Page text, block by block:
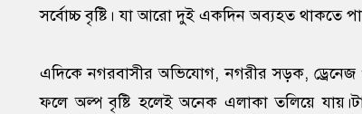
সর্বোচ্চ বৃষ্টি। যা আরো দুই একদিন অব্যহত থাকতে
এদিকে নগরবাসীর অভিযোগ, নগরীর সড়ক, ড্রেনেজ
ফলে অল্প বৃষ্টি হলেই অনেক এলাকা তলিয়ে